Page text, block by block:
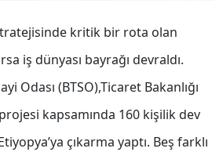
kritik bir rota olan
iş dünyası bayrağı devraldı.
Odası (BTSO),Ticaret Bakanlığı
kapsamında 160 kişilik dev
çıkarma yaptı. Beş farklı